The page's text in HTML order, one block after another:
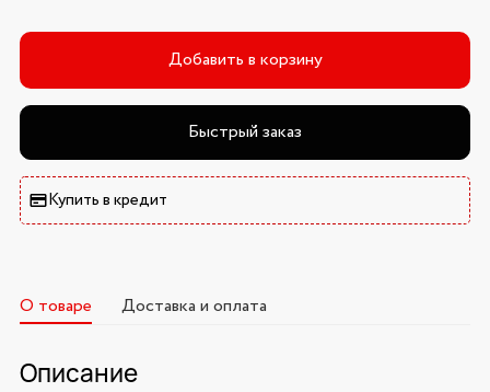
Добавить в корзину
Быстрый заказ
Купить в кредит
О товаре Доставка и оплата
Описание